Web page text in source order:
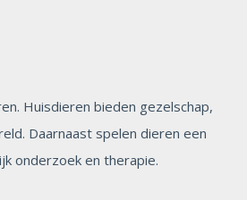
Huisdieren bieden gezelschap,
Daarnaast spelen dieren een
onderzoek en therapie.